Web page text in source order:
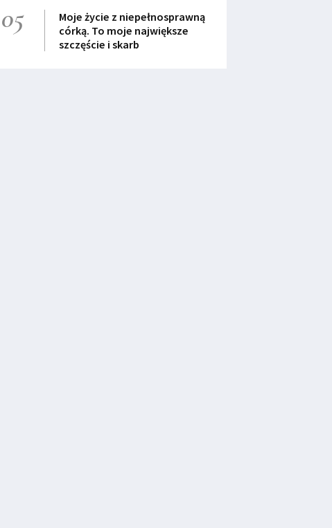
05
Moje życie z niepełnosprawną
córką. To moje największe
szczęście i skarb